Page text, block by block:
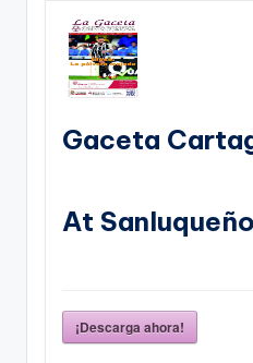
Gaceta
At Sanluqueño
¡Descarga ahora!